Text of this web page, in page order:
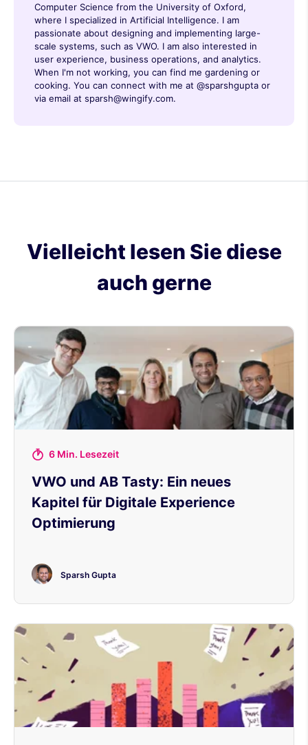
Computer Science from the University of Oxford,
where I specialized in Artificial Intelligence. I am
passionate about designing and implementing large-
scale systems, such as VWO. I am also interested in
user experience, business operations, and analytics.
When I'm not working, you can find me gardening or
cooking. You can connect with me at @sparshgupta or
via email at sparsh@wingify.com.
Vielleicht lesen Sie diese
auch gerne
6 Min. Lesezeit
VWO und AB Tasty: Ein neues
Kapitel für Digitale Experience
Optimierung
Sparsh Gupta